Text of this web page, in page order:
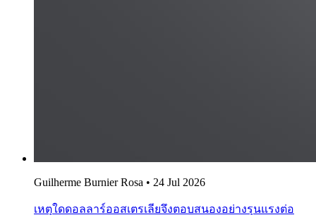
Guilherme Burnier Rosa • 24 Jul 2026
เหตุใดดอลลาร์ออสเตรเลียจึงตอบสนองอย่างรุนแรงต่อ